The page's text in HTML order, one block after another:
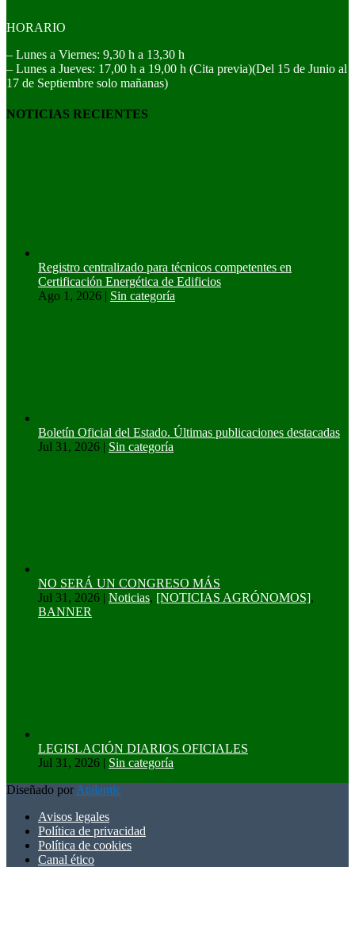
HORARIO
– Lunes a Viernes: 9,30 h a 13,30 h
– Lunes a Jueves: 17,00 h a 19,00 h (Cita previa)(Del 15 de Junio al
17 de Septiembre solo mañanas)
NOTICIAS RECIENTES
Registro centralizado para técnicos competentes en
Certificación Energética de Edificios
Ago 1, 2026 | Sin categoría
Boletín Oficial del Estado. Últimas publicaciones destacadas
Jul 31, 2026 | Sin categoría
NO SERÁ UN CONGRESO MÁS
Jul 31, 2026 | Noticias, [NOTICIAS AGRÓNOMOS],
BANNER
LEGISLACIÓN DIARIOS OFICIALES
Jul 31, 2026 | Sin categoría
Diseñado por Atalantic
Avisos legales
Política de privacidad
Política de cookies
Canal ético